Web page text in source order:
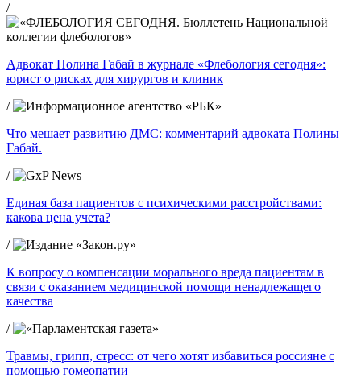
/
Адвокат Полина Габай в журнале «Флебология сегодня»:
юрист о рисках для хирургов и клиник
/
Что мешает развитию ДМС: комментарий адвоката Полины
Габай.
/
Единая база пациентов с психическими расстройствами:
какова цена учета?
/
К вопросу о компенсации морального вреда пациентам в
связи с оказанием медицинской помощи ненадлежащего
качества
/
Травмы, грипп, стресс: от чего хотят избавиться россияне с
помощью гомеопатии